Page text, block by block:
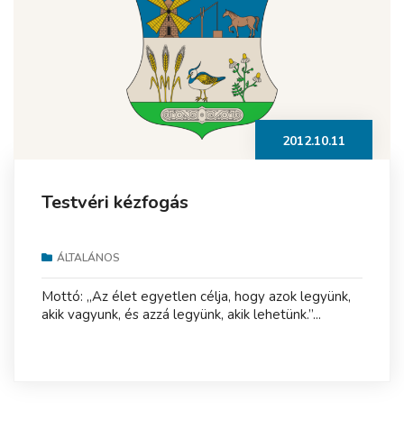
2012.10.11
Testvéri kézfogás
ÁLTALÁNOS
Mottó: „Az élet egyetlen célja, hogy azok legyünk,
akik vagyunk, és azzá legyünk, akik lehetünk.”...